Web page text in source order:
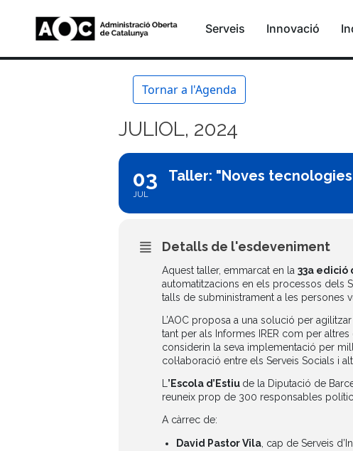
Serveis Innovació
Tornar a l'Agenda
JULIOL, 2024
03
JUL
Taller: "Noves
Detalls de l'esdeveniment
Aquest taller, emmarcat en la 33a edició
automatitzacions en els processos dels
talls de subministrament a les persones
L’AOC proposa a una solució per
tant per als Informes IRER com per
considerin la seva implementació per
col·laboració entre els Serveis Socials i
’Escola d’Estiu de la Diputació de
reuneix prop de 300 responsables
A càrrec de:
David Pastor Vila , cap de Serveis